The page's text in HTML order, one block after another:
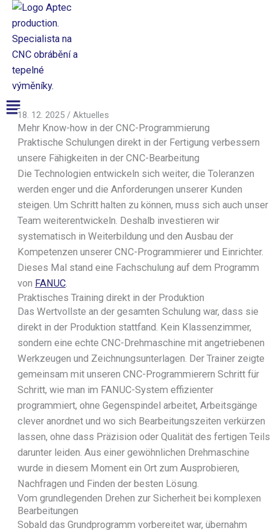
Přeskočit
obsah
Aptec production
Menü
CNC-
Fertigung
CNC-Fertigung
Oberflächenbearbeitung
Maschinenpark
CNC-Bearbeitung
CNC-Drehzentren
CNC-Fräszentren
CNC Schneiden & Umformen
Sägen
Laserschneidmaschinen
Pressen
Bördelmaschinen
Aushalsmaschinen
Oberflächenbearbeitung
Schleifmaschinen
Strahlmaschinen
Reinigungsmaschinen
Schweißtechnik
Roboter
Messtechnik
3D-Drucker
CNC-bearbeitete Teile
Wärmetauscher
18. 12. 2025 / Aktuelles
Mehr Know-how in der CNC-Programmierung
Praktische Schulungen direkt in der Fertigung verbessern
unsere Fähigkeiten in der CNC-Bearbeitung
Die Technologien entwickeln sich weiter, die Toleranzen
werden enger und die Anforderungen unserer Kunden
steigen. Um Schritt halten zu können, muss sich auch unser
Team weiterentwickeln. Deshalb investieren wir
systematisch in Weiterbildung und den Ausbau der
Kompetenzen unserer CNC-Programmierer und Einrichter.
Dieses Mal stand eine Fachschulung auf dem Programm
von FANUC.
Praktisches Training direkt in der Produktion
Das Wertvollste an der gesamten Schulung war, dass sie
direkt in der Produktion stattfand. Kein Klassenzimmer,
sondern eine echte CNC-Drehmaschine mit angetriebenen
Werkzeugen und Zeichnungsunterlagen. Der Trainer zeigte
gemeinsam mit unseren CNC-Programmierern Schritt für
Schritt, wie man im FANUC-System effizienter
programmiert, ohne Gegenspindel arbeitet, Arbeitsgänge
clever anordnet und wo sich Bearbeitungszeiten verkürzen
lassen, ohne dass Präzision oder Qualität des fertigen Teils
darunter leiden. Aus einer gewöhnlichen Drehmaschine
wurde in diesem Moment ein Ort zum Ausprobieren,
Nachfragen und Finden der besten Lösung.
Vom grundlegenden Drehen zur Sicherheit bei komplexen
Bearbeitungen
Sobald das Grundprogramm vorbereitet war, übernahm